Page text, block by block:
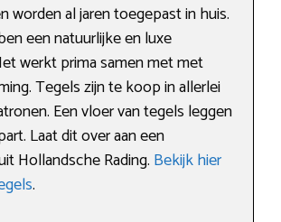
worden al jaren toegepast in huis.
een natuurlijke en luxe
werkt prima samen met met
Tegels zijn te koop in allerlei
Een vloer van tegels leggen
Laat dit over aan een
Hollandsche Rading. Bekijk hier
.